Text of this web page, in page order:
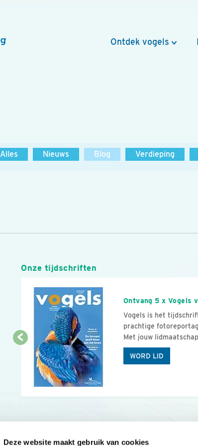
Deze website maakt gebruik van cookies
Ontdek vogels
Alles Nieuws Blog Verdieping
Onze tijdschriften
Ontvang 5 x Vogels
Vogels is het
prachtige
Met jouw
WORD LID